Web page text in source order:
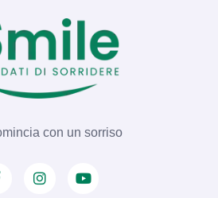
con un sorriso